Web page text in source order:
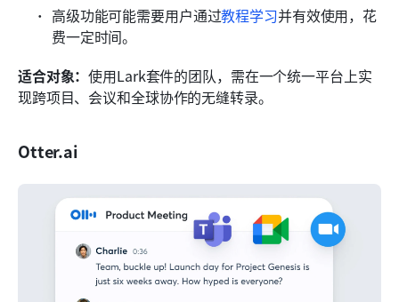
高级功能可能需要用户通过教程学习并有效使用，花
费一定时间。
适合对象：使用Lark套件的团队，需在一个统一平台上实
现跨项目、会议和全球协作的无缝转录。
Otter.ai